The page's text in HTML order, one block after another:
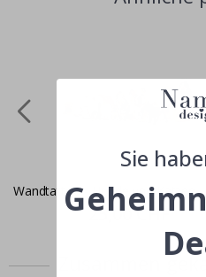
Wandtattoo - Hunde und Katzen
Special
25,00 CHF
Zusammen
Sie